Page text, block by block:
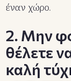
έναν χώρο.
2. Μην
θέλετε
καλή